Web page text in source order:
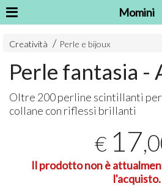
Momini
Creatività Perle e bijoux
Perle fantasia -
Oltre 200 perline scintillanti
collane con riflessi brillanti
€ 17
Il prodotto non è
l'acquisto.